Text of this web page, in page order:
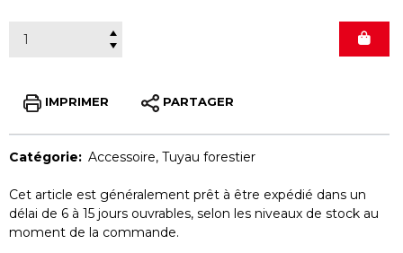
IMPRIMER PARTAGER
Catégorie: Accessoire, Tuyau forestier
Cet article est généralement prêt à être expédié dans un
délai de 6 à 15 jours ouvrables, selon les niveaux de stock au
moment de la commande.